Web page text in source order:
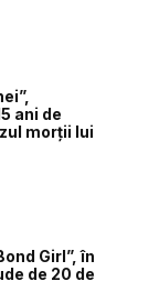
ani de
morții lui
Girl”, în
de 20 de